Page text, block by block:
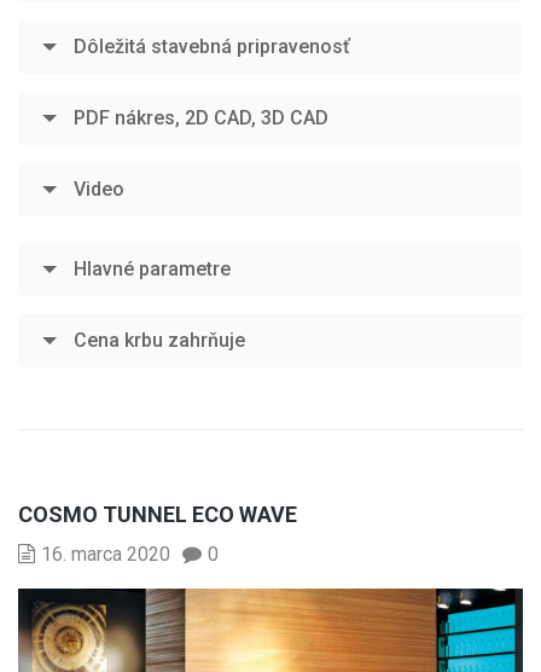
Dôležitá stavebná pripravenosť
PDF nákres, 2D CAD, 3D CAD
Video
Hlavné parametre
Cena krbu zahrňuje
COSMO TUNNEL ECO WAVE
16. marca 2020 0